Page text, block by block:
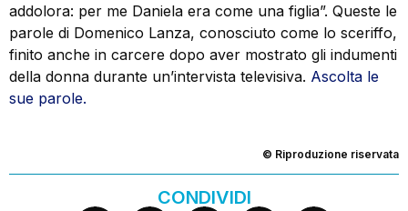
addolora: per me Daniela era come una figlia”. Queste le
parole di Domenico Lanza, conosciuto come lo sceriffo,
finito anche in carcere dopo aver mostrato gli indumenti
della donna durante un’intervista televisiva. Ascolta le
sue parole.
© Riproduzione riservata
CONDIVIDI